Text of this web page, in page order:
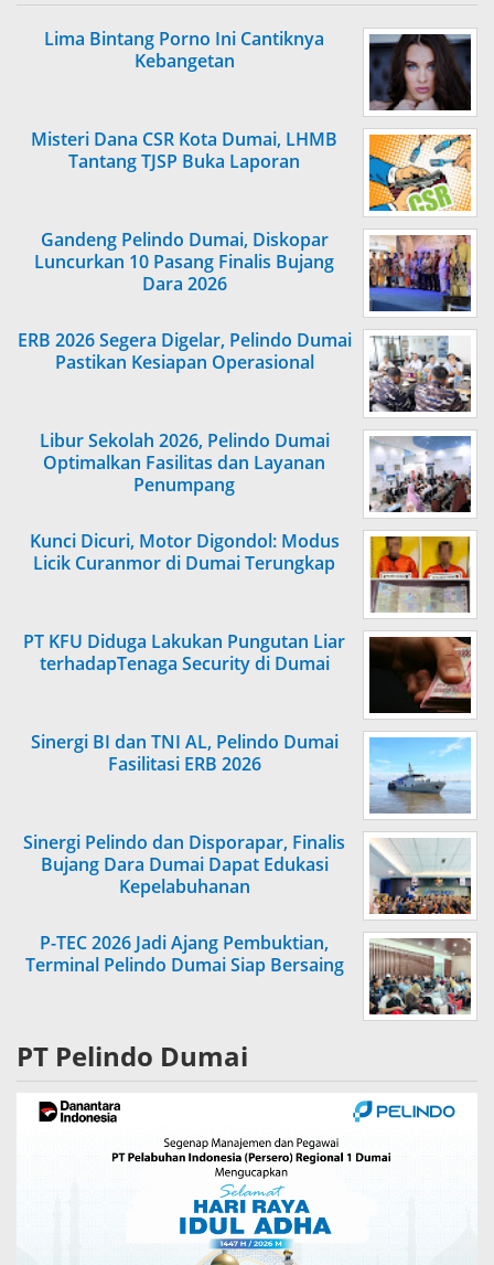
Lima Bintang Porno Ini Cantiknya
Kebangetan
Misteri Dana CSR Kota Dumai, LHMB
Tantang TJSP Buka Laporan
Gandeng Pelindo Dumai, Diskopar
Luncurkan 10 Pasang Finalis Bujang
Dara 2026
ERB 2026 Segera Digelar, Pelindo Dumai
Pastikan Kesiapan Operasional
Libur Sekolah 2026, Pelindo Dumai
Optimalkan Fasilitas dan Layanan
Penumpang
Kunci Dicuri, Motor Digondol: Modus
Licik Curanmor di Dumai Terungkap
PT KFU Diduga Lakukan Pungutan Liar
terhadapTenaga Security di Dumai
Sinergi BI dan TNI AL, Pelindo Dumai
Fasilitasi ERB 2026
Sinergi Pelindo dan Disporapar, Finalis
Bujang Dara Dumai Dapat Edukasi
Kepelabuhanan
P-TEC 2026 Jadi Ajang Pembuktian,
Terminal Pelindo Dumai Siap Bersaing
PT Pelindo Dumai